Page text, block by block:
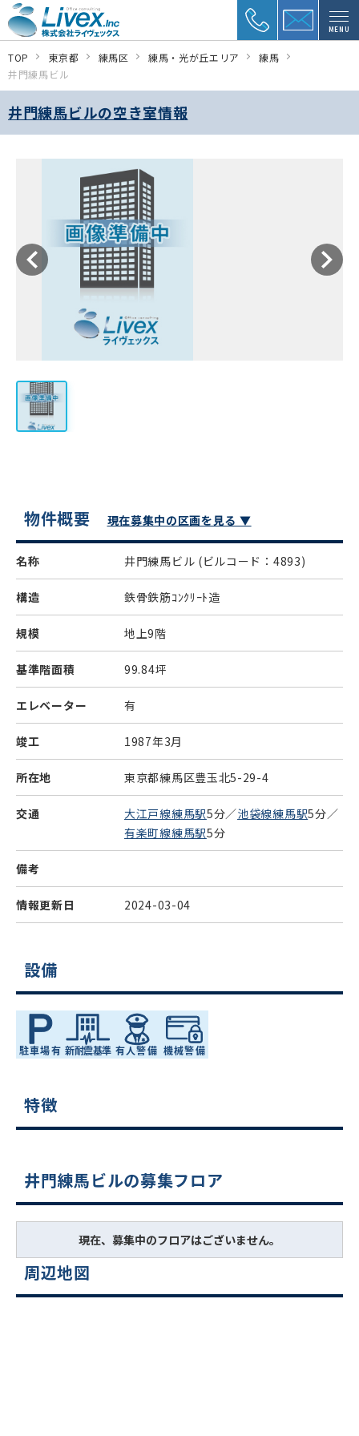
MENU
TOP 東京都 練馬区 練馬・光が丘エリア
練馬
井門練馬ビル
井門練馬ビルの空き室情報
物件概要 現在募集中の区画を見る ▼
名称 井門練馬ビル (ビルコード：4893)
構造 鉄骨鉄筋ｺﾝｸﾘｰﾄ造
規模 地上9階
基準階面積 99.84坪
エレベーター 有
竣工 1987年3月
所在地 東京都練馬区豊玉北5-29-4
交通 大江戸線練馬駅5分／池袋線練馬駅5分／
有楽町線練馬駅5分
備考
情報更新日 2024-03-04
設備
特徴
井門練馬ビルの募集フロア
現在、募集中のフロアはございません。
周辺地図